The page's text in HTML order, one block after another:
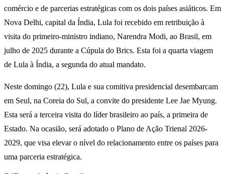
comércio e de parcerias estratégicas com os dois países asiáticos. Em
Nova Delhi, capital da Índia, Lula foi recebido em retribuição à
visita do primeiro-ministro indiano, Narendra Modi, ao Brasil, em
julho de 2025 durante a Cúpula do Brics. Esta foi a quarta viagem
de Lula à Índia, a segunda do atual mandato.
Neste domingo (22), Lula e sua comitiva presidencial desembarcam
em Seul, na Coreia do Sul, a convite do presidente Lee Jae Myung.
Esta será a terceira visita do líder brasileiro ao país, a primeira de
Estado. Na ocasião, será adotado o Plano de Ação Trienal 2026-
2029, que visa elevar o nível do relacionamento entre os países para
uma parceria estratégica.